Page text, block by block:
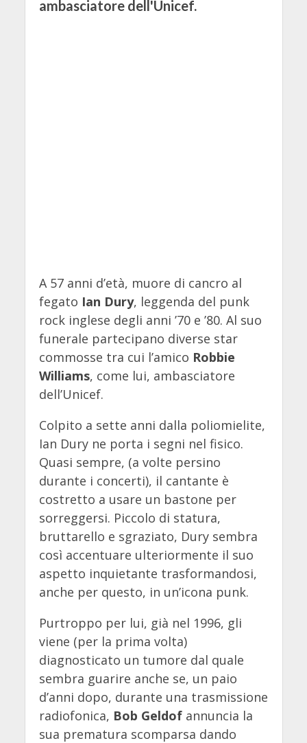
ambasciatore dell'Unicef.
A 57 anni d’età, muore di cancro al
fegato Ian Dury, leggenda del punk
rock inglese degli anni ’70 e ’80. Al suo
funerale partecipano diverse star
commosse tra cui l’amico Robbie
Williams, come lui, ambasciatore
dell’Unicef.
Colpito a sette anni dalla poliomielite,
Ian Dury ne porta i segni nel fisico.
Quasi sempre, (a volte persino
durante i concerti), il cantante è
costretto a usare un bastone per
sorreggersi. Piccolo di statura,
bruttarello e sgraziato, Dury sembra
così accentuare ulteriormente il suo
aspetto inquietante trasformandosi,
anche per questo, in un’icona punk.
Purtroppo per lui, già nel 1996, gli
viene (per la prima volta)
diagnosticato un tumore dal quale
sembra guarire anche se, un paio
d’anni dopo, durante una trasmissione
radiofonica, Bob Geldofannuncia la
sua prematura scomparsa dando